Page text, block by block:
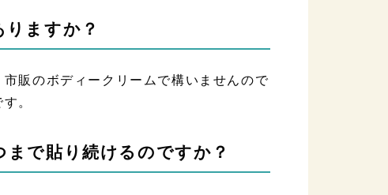
ますか？
販のボディークリームで構いませんので
。
で貼り続けるのですか？